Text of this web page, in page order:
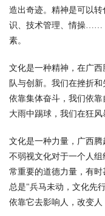
造出奇迹。精神是可以
识、技术管理、情操……
素。
文化是一种精神，在广
队与创新。我们在挫折
依靠集体奋斗，我们依
大雨中踢球，我们在狂
文化是一种力量，广西
不弱视文化对于一个人
常重要的道德力量，有
总是"兵马未动，文化先
依靠它去影响人，改变人